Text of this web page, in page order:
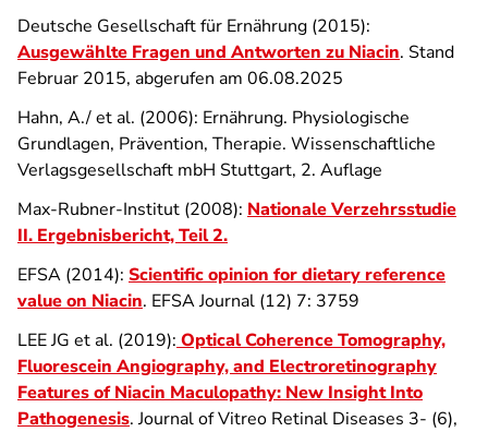
Deutsche Gesellschaft für Ernährung (2015):
Ausgewählte Fragen und Antworten zu Niacin. Stand
Februar 2015, abgerufen am 06.08.2025
Hahn, A./ et al. (2006): Ernährung. Physiologische
Grundlagen, Prävention, Therapie. Wissenschaftliche
Verlagsgesellschaft mbH Stuttgart, 2. Auflage
Max-Rubner-Institut (2008): Nationale Verzehrsstudie
II. Ergebnisbericht, Teil 2.
EFSA (2014): Scientific opinion for dietary reference
value on Niacin. EFSA Journal (12) 7: 3759
LEE JG et al. (2019): Optical Coherence Tomography,
Fluorescein Angiography, and Electroretinography
Features of Niacin Maculopathy: New Insight Into
Pathogenesis. Journal of Vitreo Retinal Diseases 3- (6),